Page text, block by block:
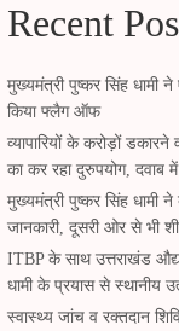
Recent
मुख्यमंत्री पुष्कर सिंह धामी
किया फ्लैग ऑफ
व्यापारियों के करोड़ों
का कर रहा दुरुपयोग, दवाब
मुख्यमंत्री पुष्कर सिंह धामी ने
जानकारी, दूसरी ओर से भी
ITBP के साथ उत्तराखंड
धामी के प्रयास से स्थानीय
स्वास्थ्य जांच व रक्तदान